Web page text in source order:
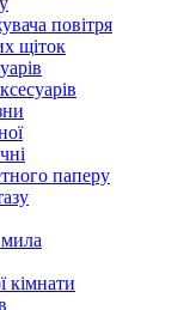
повітря
щіток
паперу
мила
кімнати